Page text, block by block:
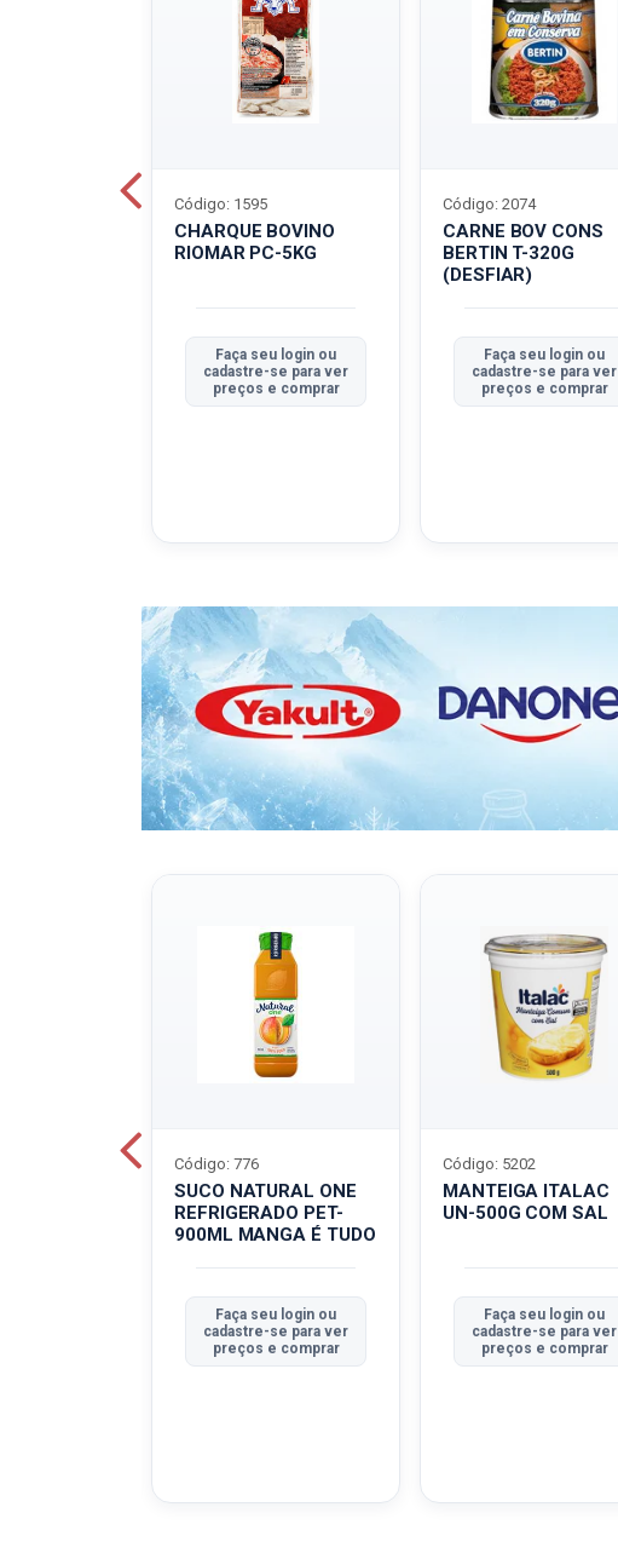
CHARQUE BOVINO
RIOMAR PC-5KG
Código: 1595
Faça seu login ou
cadastre-se para ver
preços e comprar
CARNE BOV CONS
BERTIN T-320G
(DESFIAR)
Código: 2074
Faça seu login ou
cadastre-se para ver
preços e comprar
SUCO NATURAL ONE
REFRIGERADO PET-
900ML MANGA É TUDO
Código: 776
Faça seu login ou
cadastre-se para ver
preços e comprar
MANTEIGA ITALAC
UN-500G COM SAL
Código: 5202
Faça seu login ou
cadastre-se para ver
preços e comprar